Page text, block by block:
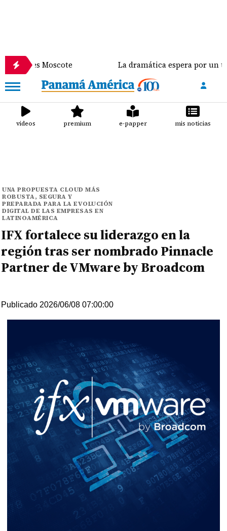
Moscote La dramática espera por un
videos premium e-papper mis noticias
UNA PROPUESTA CLOUD MÁS
ROBUSTA, SEGURA Y
PREPARADA PARA LA EVOLUCIÓN
DIGITAL DE LAS EMPRESAS EN
LATINOAMÉRICA
IFX fortalece su liderazgo en la
región tras ser nombrado Pinnacle
Partner de VMware by Broadcom
Publicado 2026/06/08 07:00:00